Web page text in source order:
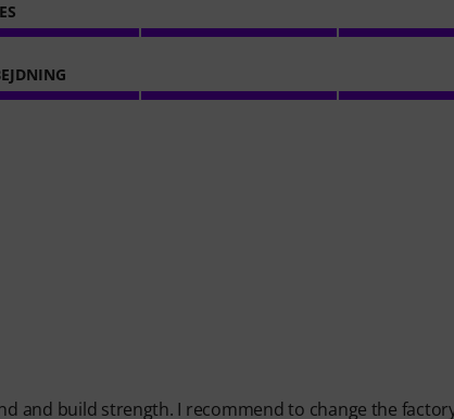
and build strength. I recommend to change the